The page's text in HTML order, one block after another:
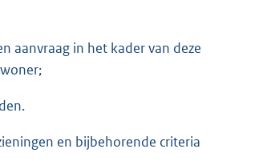
aanvraag in het kader van deze
en bijbehorende criteria